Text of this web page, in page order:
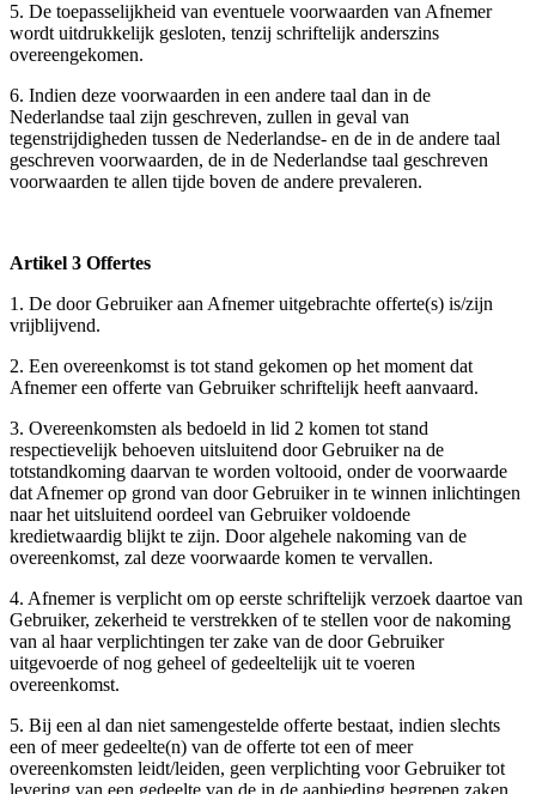
5. De toepasselijkheid van eventuele voorwaarden van Afnemer
wordt uitdrukkelijk gesloten, tenzij schriftelijk anderszins
overeengekomen.
6. Indien deze voorwaarden in een andere taal dan in de
Nederlandse taal zijn geschreven, zullen in geval van
tegenstrijdigheden tussen de Nederlandse- en de in de andere taal
geschreven voorwaarden, de in de Nederlandse taal geschreven
voorwaarden te allen tijde boven de andere prevaleren.
Artikel 3 Offertes
1. De door Gebruiker aan Afnemer uitgebrachte offerte(s) is/zijn
vrijblijvend.
2. Een overeenkomst is tot stand gekomen op het moment dat
Afnemer een offerte van Gebruiker schriftelijk heeft aanvaard.
3. Overeenkomsten als bedoeld in lid 2 komen tot stand
respectievelijk behoeven uitsluitend door Gebruiker na de
totstandkoming daarvan te worden voltooid, onder de voorwaarde
dat Afnemer op grond van door Gebruiker in te winnen inlichtingen
naar het uitsluitend oordeel van Gebruiker voldoende
kredietwaardig blijkt te zijn. Door algehele nakoming van de
overeenkomst, zal deze voorwaarde komen te vervallen.
4. Afnemer is verplicht om op eerste schriftelijk verzoek daartoe van
Gebruiker, zekerheid te verstrekken of te stellen voor de nakoming
van al haar verplichtingen ter zake van de door Gebruiker
uitgevoerde of nog geheel of gedeeltelijk uit te voeren
overeenkomst.
5. Bij een al dan niet samengestelde offerte bestaat, indien slechts
een of meer gedeelte(n) van de offerte tot een of meer
overeenkomsten leidt/leiden, geen verplichting voor Gebruiker tot